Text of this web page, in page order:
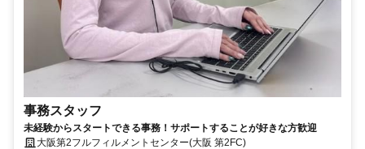
事務スタッフ
未経験からスタートできる事務！サポートすることが好きな方歓迎
大阪第2フルフィルメントセンター(大阪 第2FC)